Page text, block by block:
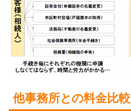
他事務所との料金比較